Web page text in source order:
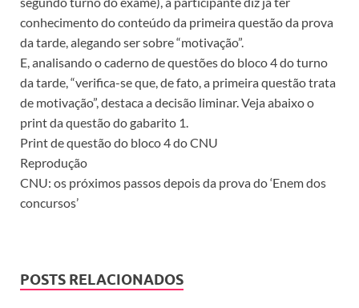
conhecimento do conteúdo da primeira questão da prova
da tarde, alegando ser sobre “motivação”.
E, analisando o caderno de questões do bloco 4 do turno
da tarde, “verifica-se que, de fato, a primeira questão trata
de motivação”, destaca a decisão liminar. Veja abaixo o
print da questão do gabarito 1.
Print de questão do bloco 4 do CNU
Reprodução
CNU: os próximos passos depois da prova do ‘Enem dos
concursos’
POSTS RELACIONADOS